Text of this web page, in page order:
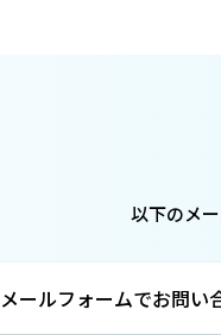
以下のメ
メールフォームでお問い